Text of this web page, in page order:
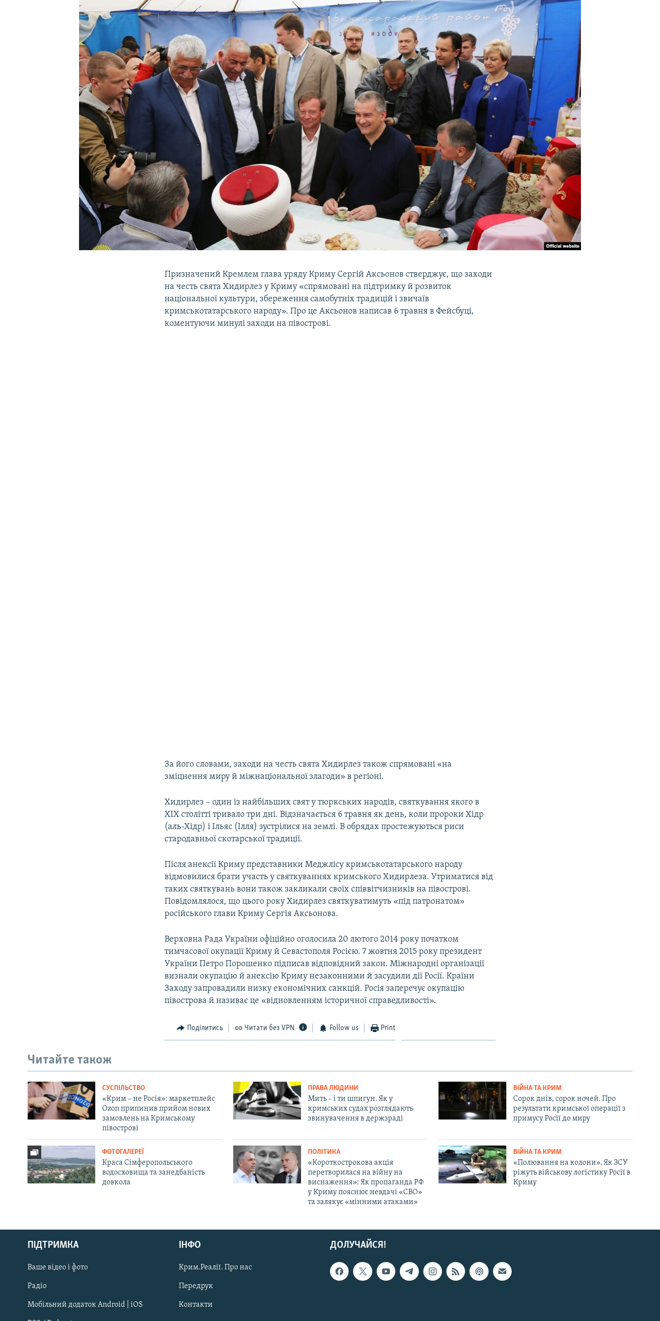
УКРАЇНСЬКА ПРОБЛЕМА КРИМУ
Русский
Qırımtatar
ДОЛУЧАЙСЯ!
Призначений Кремлем глава уряду Криму Сергій Аксьонов стверджує, що заходи
на честь свята Хидирлез у Криму «спрямовані на підтримку й розвиток
національної культури, збереження самобутніх традицій і звичаїв
кримськотатарського народу». Про це Аксьонов написав 6 травня в Фейсбуці,
коментуючи минулі заходи на півострові.
За його словами, заходи на честь свята Хидирлез також спрямовані «на
зміцнення миру й міжнаціональної злагоди» в регіоні.
Хидирлез – один із найбільших свят у тюркських народів, святкування якого в
XIX столітті тривало три дні. Відзначається 6 травня як день, коли пророки Хідр
(аль-Хідр) і Ільяс (Ілля) зустрілися на землі. В обрядах простежуються риси
стародавньої скотарської традиції.
Після анексії Криму представники Меджлісу кримськотатарського народу
відмовилися брати участь у святкуваннях кримського Хидирлеза. Утриматися від
таких святкувань вони також закликали своїх співвітчизників на півострові.
Повідомлялося, що цього року Хидирлез святкуватимуть «під патронатом»
російського глави Криму Сергія Аксьонова.
Верховна Рада України офіційно оголосила 20 лютого 2014 року початком
тимчасової окупації Криму й Севастополя Росією. 7 жовтня 2015 року президент
України Петро Порошенко підписав відповідний закон. Міжнародні організації
визнали окупацію й анексію Криму незаконними й засудили дії Росії. Країни
Заходу запровадили низку економічних санкцій. Росія заперечує окупацію
півострова й називає це «відновленням історичної справедливості».
Поділитись Читати без VPN Follow us Print
Читайте також
СУСПІЛЬСТВО
«Крим – не Росія»: маркетплейс
Ozon припинив прийом нових
замовлень на Кримському
півострові
ПРАВА ЛЮДИНИ
Мить – і ти шпигун. Як у
кримських судах розглядають
звинувачення в держзраді
ВІЙНА ТА КРИМ
Сорок днів, сорок ночей. Про
результати кримської операції з
примусу Росії до миру
ФОТОГАЛЕРЕЇ
Краса Сімферопольського
водосховища та занедбаність
довкола
ПОЛІТИКА
«Короткострокова акція
перетворилася на війну на
виснаження»: Як пропаганда РФ
у Криму пояснює невдачі «СВО»
та залякує «мінними атаками»
ВІЙНА ТА КРИМ
«Полювання на колони». Як ЗСУ
ріжуть військову логістику Росії в
Криму
ДОЛУЧАЙСЯ!
ПІДТРИМКА
Ваше відео і фото
Радіо
Мобільний додаток Android | iOS
ІНФО
Крим.Реалії. Про нас
Передрук
Контакти